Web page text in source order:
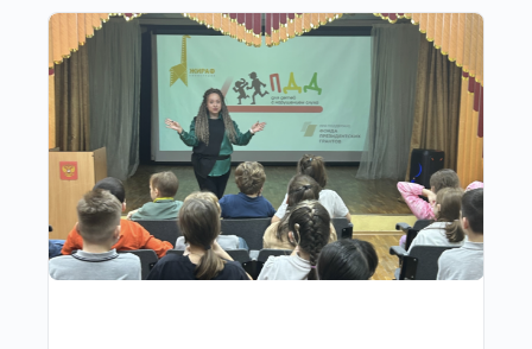
Другие публикации